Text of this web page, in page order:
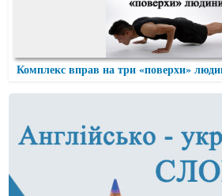
Комплекс вправ на три «поверхи»